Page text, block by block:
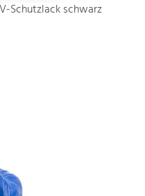
Schutzlack schwarz